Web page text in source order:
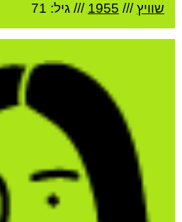
שוויץ///
1955 /// גיל: 71